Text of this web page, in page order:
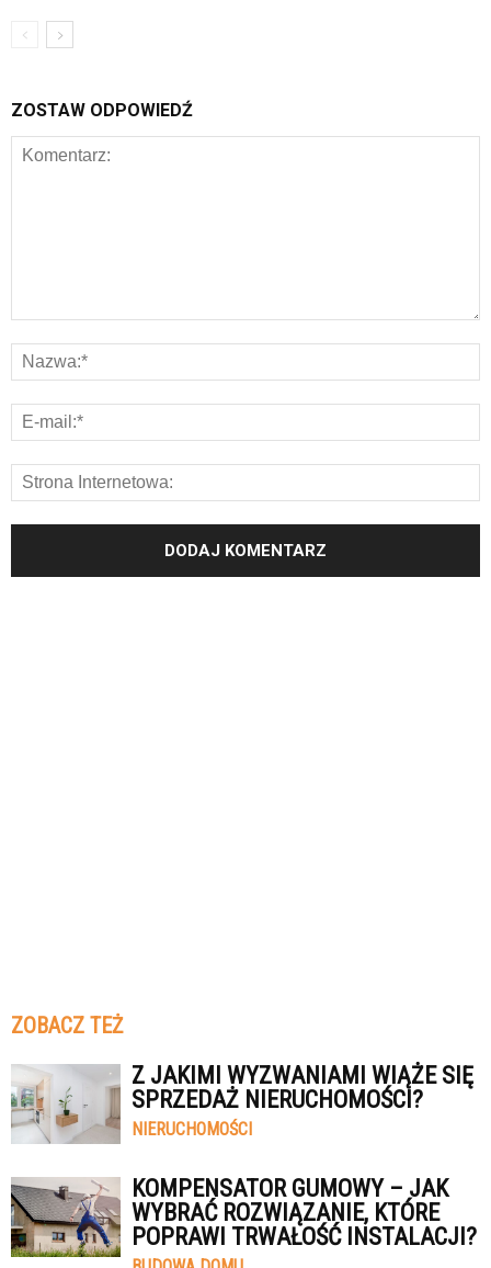
ZOSTAW ODPOWIEDŹ
ZOBACZ TEŻ
Z JAKIMI WYZWANIAMI WIĄŻE SIĘ
SPRZEDAŻ NIERUCHOMOŚCI?
NIERUCHOMOŚCI
KOMPENSATOR GUMOWY – JAK
WYBRAĆ ROZWIĄZANIE, KTÓRE
POPRAWI TRWAŁOŚĆ INSTALACJI?